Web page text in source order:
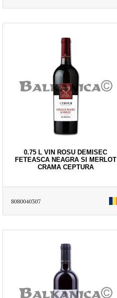
0.75 L VIN ROSU DEMISEC
FETEASCA NEAGRA SI MERLOT
CRAMA CEPTURA
8080040307